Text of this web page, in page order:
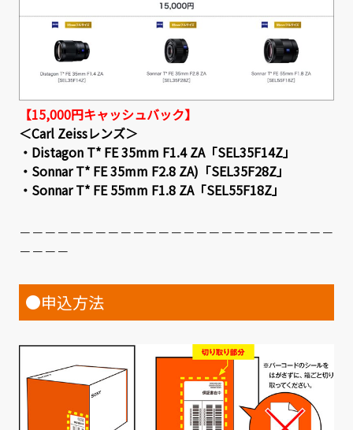
【15,000円キャッシュバック】
＜Carl Zeissレンズ＞
・Distagon T* FE 35mm F1.4 ZA「SEL35F14Z」
・Sonnar T* FE 35mm F2.8 ZA)「SEL35F28Z」
・Sonnar T* FE 55mm F1.8 ZA「SEL55F18Z」
－－－－－－－－－－－－－－－－－－－－－－－－－
－－－－
●申込方法